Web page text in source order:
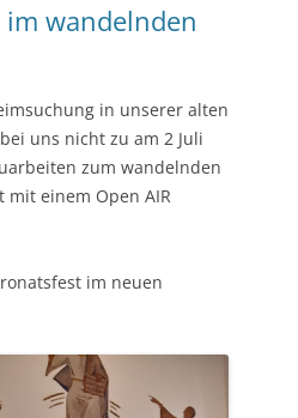
im wandelnden
in unserer alten
uns nicht zu am 2 Juli
zum wandelnden
mit einem Open AIR
im neuen